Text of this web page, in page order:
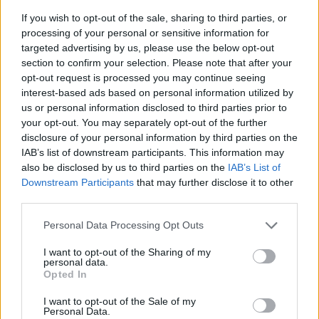
If you wish to opt-out of the sale, sharing to third parties, or
processing of your personal or sensitive information for
targeted advertising by us, please use the below opt-out
section to confirm your selection. Please note that after your
opt-out request is processed you may continue seeing
interest-based ads based on personal information utilized by
us or personal information disclosed to third parties prior to
your opt-out. You may separately opt-out of the further
disclosure of your personal information by third parties on the
IAB’s list of downstream participants. This information may
also be disclosed by us to third parties on the IAB’s List of
Downstream Participants that may further disclose it to other
Please note that this website/app uses one or more Google
not limited to your visit or usage behaviour. You may click to
grant or deny consent to Google and its third-party tags to
use your data for below specified purposes in below Google
consent section.
Personal Data Processing Opt Outs
I want to opt-out of the Sharing of my
personal data.
Opted In
I want to opt-out of the Sale of my
Personal Data.
ce
b
o
o
k
it
te
r
te
re
st
at
s
A
p
p
a
re
Articolo precedente
Prossimo articolo
NOTIZIE RECENTI
Incendi, a San Pasquale arriva il Campo Base:
l’inaugurazione
Andrea Mura conquista Palau: grande
partecipazione per il suo racconto
Calangianus, allarme sul centro accoglienza